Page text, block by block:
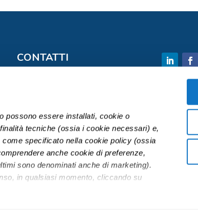
possono essere installati, cookie o
tecniche (ossia i cookie necessari) e,
specificato nella cookie policy (ossia
anche cookie di preferenze,
sono denominati anche di marketing).
in qualsiasi momento, cliccando su
CONTATTI
aziende
Sede legale: Via G. Battista
Pergolesi 2/A 20124 Milano